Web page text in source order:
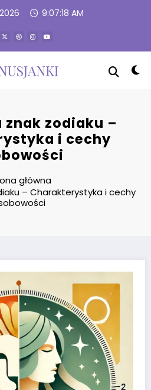
9:07:19 AM
znak zodiaku –
i cechy
główna
– Charakterystyka i cechy